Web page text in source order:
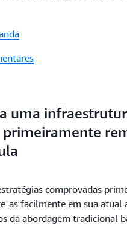
uma
primeiramente
comprovadas
as facilmente em sua atual
da abordagem tradicional